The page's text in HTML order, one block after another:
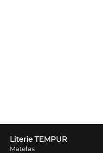
Literie TEMPUR
Matelas